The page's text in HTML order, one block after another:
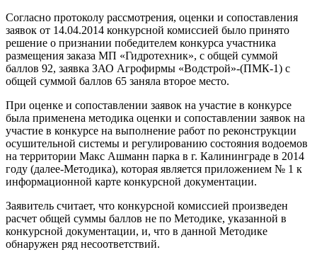
Согласно протоколу рассмотрения, оценки и сопоставления
заявок от 14.04.2014 конкурсной комиссией было принято
решение о признании победителем конкурса участника
размещения заказа МП «Гидротехник», с общей суммой
баллов 92, заявка ЗАО Агрофирмы «Водстрой»-(ПМК-1) с
общей суммой баллов 65 заняла второе место.
При оценке и сопоставлении заявок на участие в конкурсе
была применена методика оценки и сопоставлении заявок на
участие в конкурсе на выполнение работ по реконструкции
осушительной системы и регулированию состояния водоемов
на территории Макс Ашманн парка в г. Калининграде в 2014
году (далее-Методика), которая является приложением № 1 к
информационной карте конкурсной документации.
Заявитель считает, что конкурсной комиссией произведен
расчет общей суммы баллов не по Методике, указанной в
конкурсной документации, и, что в данной Методике
обнаружен ряд несоответствий.